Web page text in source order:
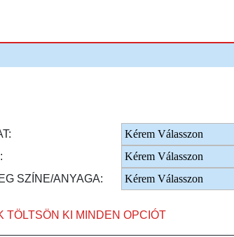
SZÍNE/ANYAGA:
TÖLTSÖN KI MINDEN OPCIÓT